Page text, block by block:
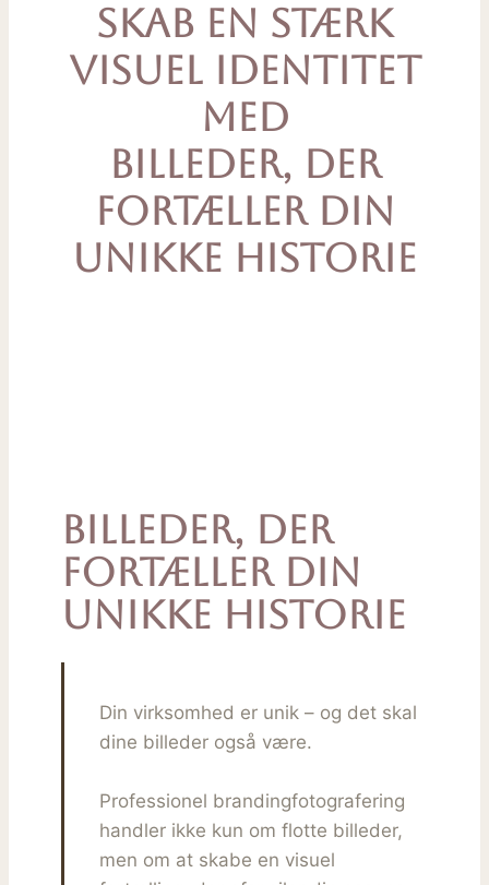
Skab en stærk
visuel identitet
med
Billeder, der
fortæller din
unikke historie
Billeder, der
fortæller din
unikke historie
Din virksomhed er unik – og det skal
dine billeder også være.
Professionel brandingfotografering
handler ikke kun om flotte billeder,
men om at skabe en visuel